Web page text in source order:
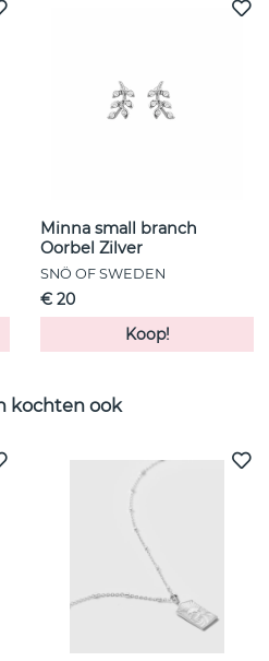
Minna small branch
Oorbel Zilver
SNÖ OF SWEDEN
€ 20
Koop!
kochten ook